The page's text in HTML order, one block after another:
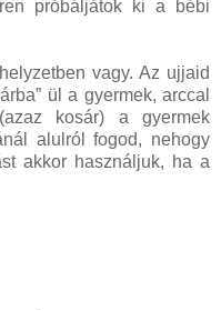
próbáljátok ki a bébi
vagy. Az ujjaid
ül a gyermek, arccal
kosár) a gyermek
alulról fogod, nehogy
akkor használjuk, ha a